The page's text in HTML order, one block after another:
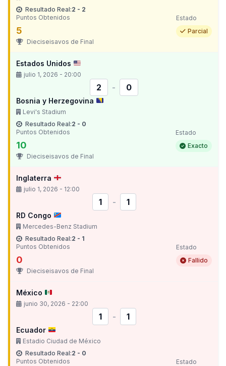
Resultado Real:2 - 2
Puntos Obtenidos
5
Estado
Parcial
Dieciseisavos de Final
Estados Unidos
julio 1, 2026 - 20:00
2 - 0
Bosnia y Herzegovina
Levi's Stadium
Resultado Real:2 - 0
Puntos Obtenidos
10
Estado
Exacto
Dieciseisavos de Final
Inglaterra
julio 1, 2026 - 12:00
1 - 1
RD Congo
Mercedes-Benz Stadium
Resultado Real:2 - 1
Puntos Obtenidos
0
Estado
Fallido
Dieciseisavos de Final
México
junio 30, 2026 - 22:00
1 - 1
Ecuador
Estadio Ciudad de México
Resultado Real:2 - 0
Puntos Obtenidos
Estado